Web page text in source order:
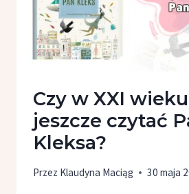
NASZA
Czy w XXI
jeszcze czytać
Kleksa?
Przez Klaudyna Maciąg 30 maja